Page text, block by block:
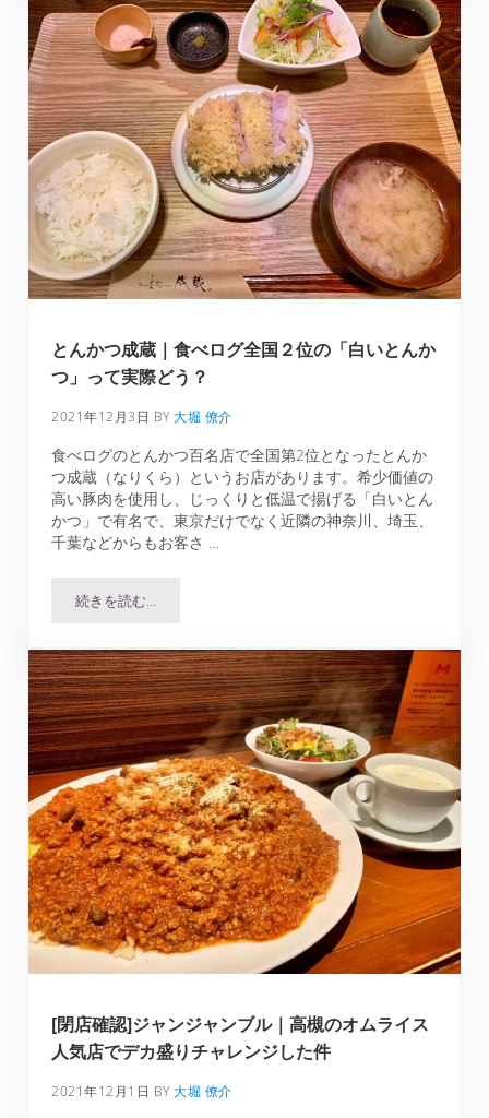
とんかつ成蔵｜食べログ全国２位の「白いとんか
つ」って実際どう？
2021年12月3日 BY大堀 僚介
食べログのとんかつ百名店で全国第2位となったとんか
つ成蔵（なりくら）というお店があります。希少価値の
高い豚肉を使用し、じっくりと低温で揚げる「白いとん
かつ」で有名で、東京だけでなく近隣の神奈川、埼玉、
千葉などからもお客さ …
続きを読む…とんかつ成蔵｜食べログ全国２位の「白いとんかつ」って
[閉店確認]ジャンジャンブル｜高槻のオムライス
人気店でデカ盛りチャレンジした件
2021年12月1日 BY大堀 僚介